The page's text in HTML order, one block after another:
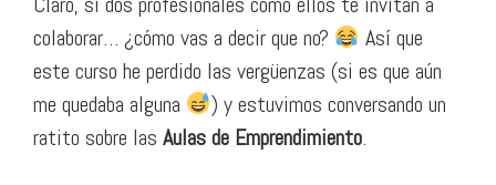
colaborar… ¿cómo vas a decir que no?
Así que
este curso he perdido las vergüenzas (si es que aún
me quedaba alguna
) y estuvimos conversando un
ratito sobre las Aulas de Emprendimiento.